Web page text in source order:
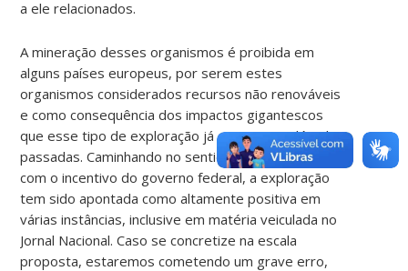
a ele relacionados.
A mineração desses organismos é proibida em
alguns países europeus, por serem estes
organismos considerados recursos não renováveis
e como consequência dos impactos gigantescos
que esse tipo de exploração já causou nas décadas
passadas. Caminhando no sentido inverso, no Brasil,
com o incentivo do governo federal, a exploração
tem sido apontada como altamente positiva em
várias instâncias, inclusive em matéria veiculada no
Jornal Nacional. Caso se concretize na escala
proposta, estaremos cometendo um grave erro,